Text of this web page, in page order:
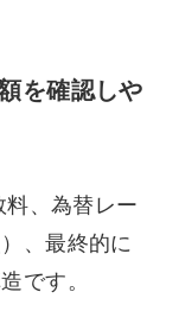
を確認しや
、為替レー
、最終的に
です。